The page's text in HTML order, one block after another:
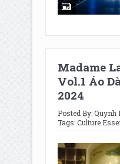
Madame
Vol.1 Áo
2024
Posted By:Quynh
Tags:Culture